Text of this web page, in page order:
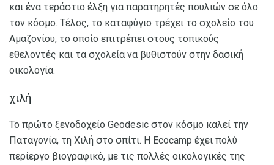
και ένα τεράστιο έλξη για παρατηρητές πουλιών σε όλο
τον κόσμο. Τέλος, το καταφύγιο τρέχει το σχολείο του
Αμαζονίου, το οποίο επιτρέπει στους τοπικούς
εθελοντές και τα σχολεία να βυθιστούν στην δασική
οικολογία.
χιλή
Το πρώτο ξενοδοχείο Geodesic στον κόσμο καλεί την
Παταγονία, τη Χιλή στο σπίτι. Η Ecocamp έχει πολύ
περίεργο βιογραφικό, με τις πολλές οικολογικές της